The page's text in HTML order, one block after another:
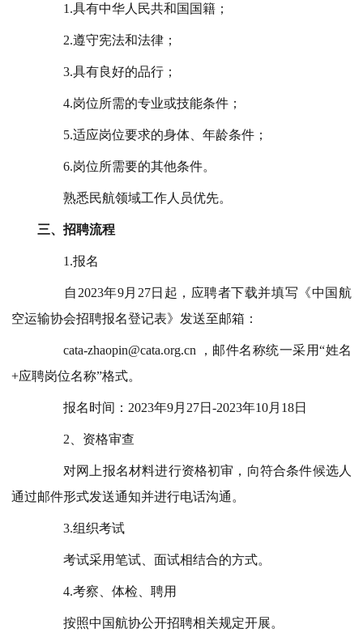
1.具有中华人民共和国国籍；
2.遵守宪法和法律；
3.具有良好的品行；
4.岗位所需的专业或技能条件；
5.适应岗位要求的身体、年龄条件；
6.岗位所需要的其他条件。
熟悉民航领域工作人员优先。
三、招聘流程
1.报名
自2023年9月27日起，应聘者下载并填写《中国航
空运输协会招聘报名登记表》发送至邮箱：
cata-zhaopin@cata.org.cn
，邮件名称统一采用“姓名
+应聘岗位名称”格式。
报名时间：2023年9月 27日-2023年10月 18日
2、资格审查
对网上报名材料进行资格初审，向符合条件候选人
通过邮件形式发送通知并进行电话沟通。
3.组织考试
考试采用笔试、 面试相结合的方式。
4.考察、体检、聘用
按照中国航协公开招聘相关规定开展。